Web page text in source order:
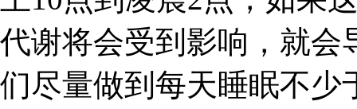
代谢将会受到影响，就会
们尽量做到每天睡眠不少